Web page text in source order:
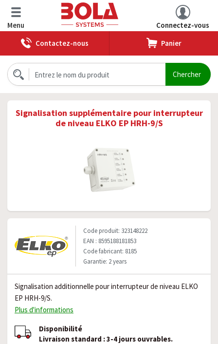
Menu
Connectez-vous
Contactez-nous
Panier
Signalisation supplémentaire pour interrupteur
de niveau ELKO EP HRH-9/S
Code produit: 323148222
EAN : 8595188181853
Code fabricant: 8185
Garantie: 2 years
Signalisation additionnelle pour interrupteur de niveau ELKO
EP HRH-9/S.
Plus d'informations
Disponibilité
Livraison standard : 3-4 jours ouvrables.